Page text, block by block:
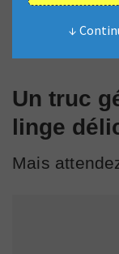
↓
Un truc
linge
Mais